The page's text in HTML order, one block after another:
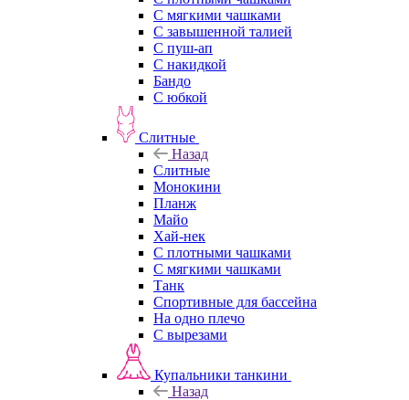
С мягкими чашками
С завышенной талией
С пуш-ап
С накидкой
Бандо
С юбкой
Слитные
Назад
Слитные
Монокини
Планж
Майо
Хай-нек
С плотными чашками
С мягкими чашками
Танк
Спортивные для бассейна
На одно плечо
С вырезами
Купальники танкини
Назад